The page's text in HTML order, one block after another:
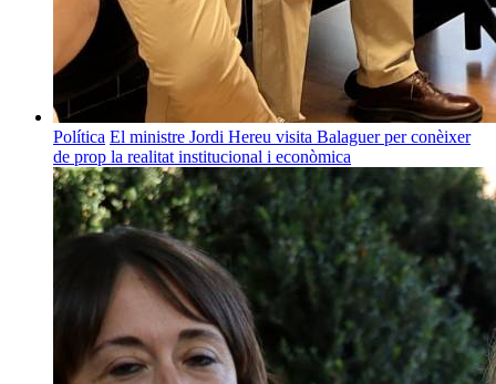
Política El ministre Jordi Hereu visita Balaguer per conèixer
de prop la realitat institucional i econòmica